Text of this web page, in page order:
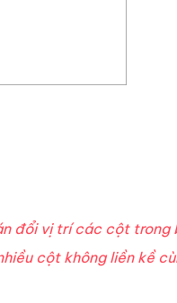
đổi vị trí các cột trong
cột không liền kề